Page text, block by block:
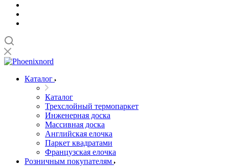
Каталог
Каталог
Трехслойный термопаркет
Инженерная доска
Массивная доска
Английская елочка
Паркет квадратами
Французская елочка
Розничным покупателям